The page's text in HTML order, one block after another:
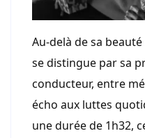
Au-delà de sa
se distingue par sa
conducteur, entre
écho aux luttes
une durée de 1h32,